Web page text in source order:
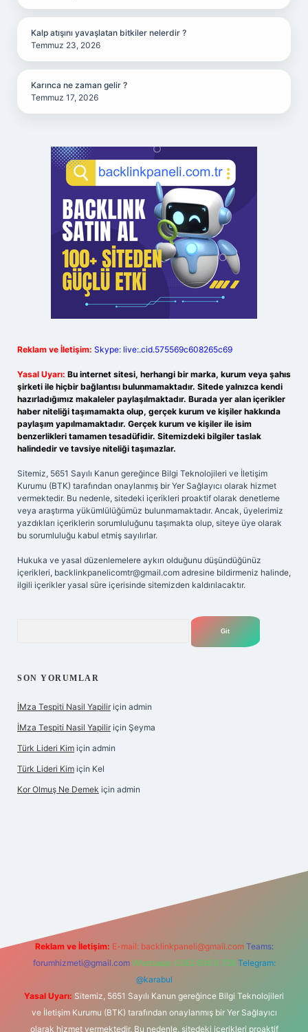
Kalp atışını yavaşlatan bitkiler nelerdir ?
Temmuz 23, 2026
Karınca ne zaman gelir ?
Temmuz 17, 2026
Reklam ve İletişim: Skype: live:.cid.575569c608265c69
Yasal Uyarı: Bu internet sitesi, herhangi bir marka, kurum veya şahıs
şirketi ile hiçbir bağlantısı bulunmamaktadır. Sitede yalnızca kendi
hazırladığımız makaleler paylaşılmaktadır. Burada yer alan içerikler
haber niteliği taşımamakta olup, gerçek kurum ve kişiler hakkında
paylaşım yapılmamaktadır. Gerçek kurum ve kişiler ile isim
benzerlikleri tamamen tesadüfidir. Sitemizdeki bilgiler taslak
halindedir ve tavsiye niteliği taşımazlar.
Sitemiz, 5651 Sayılı Kanun gereğince Bilgi Teknolojileri ve İletişim
Kurumu (BTK) tarafından onaylanmış bir Yer Sağlayıcı olarak hizmet
vermektedir. Bu nedenle, sitedeki içerikleri proaktif olarak denetleme
veya araştırma yükümlülüğümüz bulunmamaktadır. Ancak, üyelerimiz
yazdıkları içeriklerin sorumluluğunu taşımakta olup, siteye üye olarak
bu sorumluluğu kabul etmiş sayılırlar.
Hukuka ve yasal düzenlemelere aykırı olduğunu düşündüğünüz
içerikleri, backlinkpanelicomtr@gmail.com adresine bildirmeniz halinde,
ilgili içerikler yasal süre içerisinde sitemizden kaldırılacaktır.
SON YORUMLAR
İMza Tespiti Nasil Yapilir için admin
İMza Tespiti Nasil Yapilir için Şeyma
Türk Lideri Kim için admin
Türk Lideri Kim için Kel
Kor Olmuş Ne Demek için admin
Reklam ve İletişim: E-mail: backlinkpaneli@gmail.com Teams:
forumhizmeti@gmail.com Whatsapp: 0262 606 0 726 Telegram:
@karabul
Yasal Uyarı: Sitemiz, 5651 Sayılı Kanun gereğince Bilgi Teknolojileri
ve İletişim Kurumu (BTK) tarafından onaylanmış bir Yer Sağlayıcı
olarak hizmet vermektedir. Bu nedenle, sitedeki içerikleri proaktif